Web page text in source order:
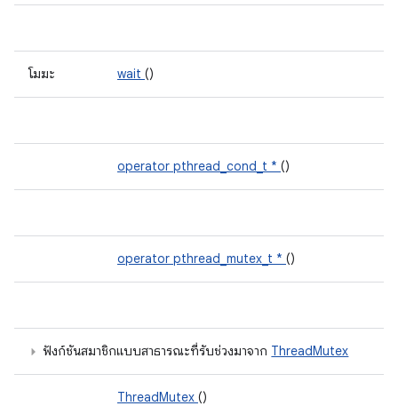
โมฆะ wait ()
operator pthread_cond_t * ()
operator pthread_mutex_t * ()
ฟังก์ชันสมาชิกแบบสาธารณะที่รับช่วงมาจาก ThreadMutex
ThreadMutex ()